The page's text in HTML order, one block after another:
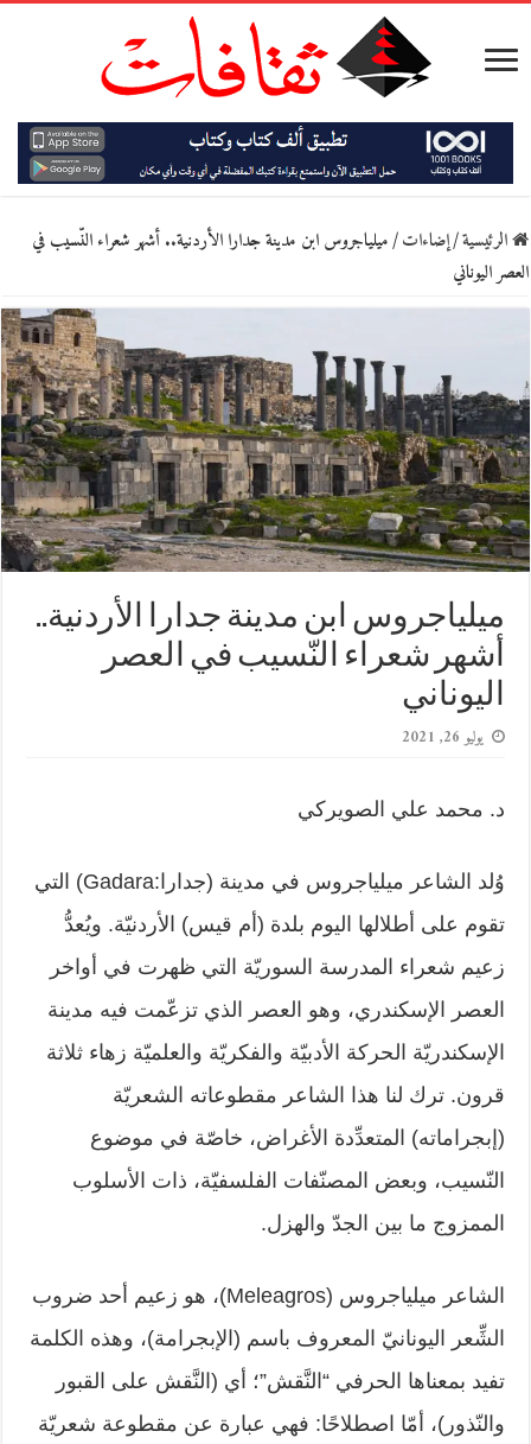
الرئيسية/إضاءات/ميلياجروس ابن مدينة جدارا الأردنية..‏ أشهر شعراء النّسيب في
العصر اليوناني
ميلياجروس ابن مدينة جدارا الأردنية..‏
أشهر شعراء النّسيب في العصر
اليوناني
يوليو 26, 2021
د. محمد علي الصويركي
وُلد الشاعر ميلياجروس في مدينة (جدارا:‏Gadara‏) التي
تقوم على أطلالها اليوم بلدة ‏‏(أم قيس) الأردنيّة. ويُعدُّ
زعيم شعراء المدرسة السوريّة التي ظهرت في أواخر
‏العصر الإسكندري، وهو العصر الذي تزعّمت فيه مدينة
الإسكندريّة الحركة الأدبيّة ‏والفكريّة والعلميّة زهاء ثلاثة
قرون. ترك لنا هذا الشاعر مقطوعاته الشعريّة
‏‏(إبجراماته) المتعدِّدة الأغراض، خاصّة في موضوع
النّسيب، وبعض المصنّفات ‏الفلسفيّة، ذات الأسلوب
الممزوج ما بين الجدّ والهزل.‏
الشاعر ميلياجروس (‏Meleagros‏)، هو زعيم أحد ضروب
الشِّعر اليونانيّ المعروف ‏باسم (الإبجرامة)، وهذه الكلمة
تفيد بمعناها الحرفي “النَّقش”؛ أي (النَّقش على القبور
‏والنّذور)، أمّا اصطلاحًا: فهي عبارة عن مقطوعة شعريّة